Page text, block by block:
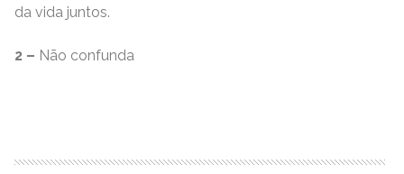
da vida juntos.
2 – Não confunda